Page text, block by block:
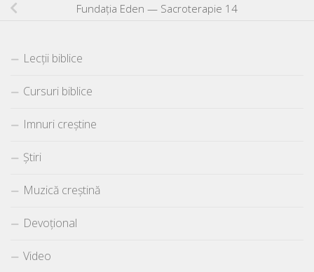
Fundația Eden — Sacroterapie 14
Lecții biblice
Cursuri biblice
Imnuri creștine
Știri
Muzică creștină
Devoțional
Video